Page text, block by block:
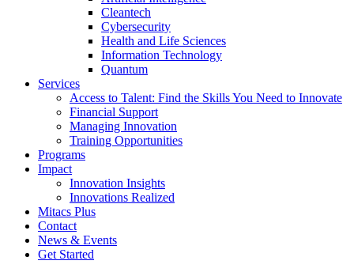
Cleantech
Cybersecurity
Health and Life Sciences
Information Technology
Quantum
Services
Access to Talent: Find the Skills You Need to Innovate
Financial Support
Managing Innovation
Training Opportunities
Programs
Impact
Innovation Insights
Innovations Realized
Mitacs Plus
Contact
News & Events
Get Started